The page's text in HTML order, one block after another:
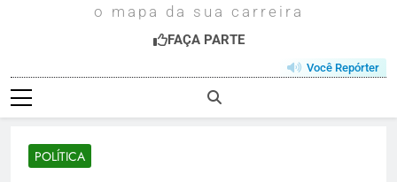
o mapa da sua carreira
FAÇA PARTE
Você Repórter
POLÍTICA